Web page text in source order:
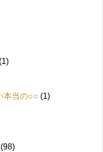
(1)
本当の○○ (1)
(98)